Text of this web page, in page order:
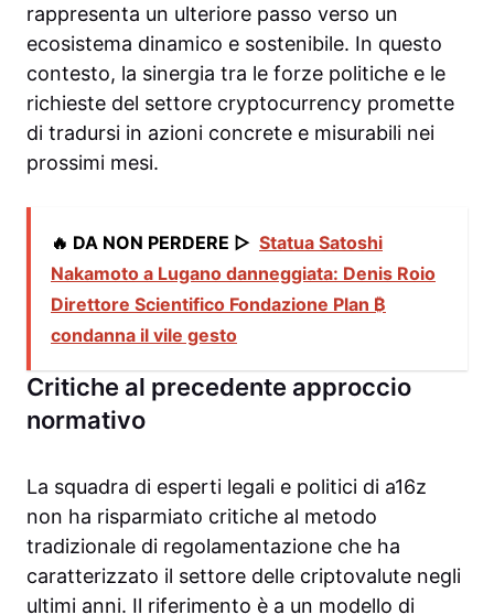
rappresenta un ulteriore passo verso un
ecosistema dinamico e sostenibile. In questo
contesto, la sinergia tra le forze politiche e le
richieste del settore cryptocurrency promette
di tradursi in azioni concrete e misurabili nei
prossimi mesi.
🔥 DA NON PERDERE ▷ Statua Satoshi
Nakamoto a Lugano danneggiata: Denis Roio
Direttore Scientifico Fondazione Plan ₿
condanna il vile gesto
Critiche al precedente approccio
normativo
La squadra di esperti legali e politici di a16z
non ha risparmiato critiche al metodo
tradizionale di regolamentazione che ha
caratterizzato il settore delle criptovalute negli
ultimi anni. Il riferimento è a un modello di